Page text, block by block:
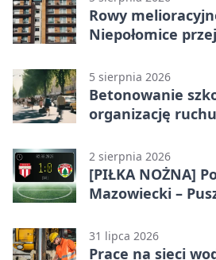
Rowy
Niepołomice
5 sierpnia 2026
Betonowanie
organizację
2 sierpnia 2026
[PIŁKA NOŻNA]
Mazowiecki –
punktów w Betclic
31 lipca 2026
Prace na sieci